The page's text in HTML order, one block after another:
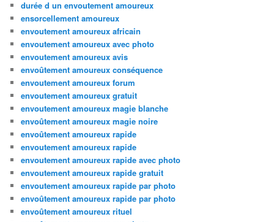
durée d un envoutement amoureux
ensorcellement amoureux
envoutement amoureux africain
envoutement amoureux avec photo
envoutement amoureux avis
envoûtement amoureux conséquence
envoutement amoureux forum
envoutement amoureux gratuit
envoutement amoureux magie blanche
envoûtement amoureux magie noire
envoûtement amoureux rapide
envoutement amoureux rapide
envoutement amoureux rapide avec photo
envoutement amoureux rapide gratuit
envoutement amoureux rapide par photo
envoûtement amoureux rapide par photo
envoûtement amoureux rituel